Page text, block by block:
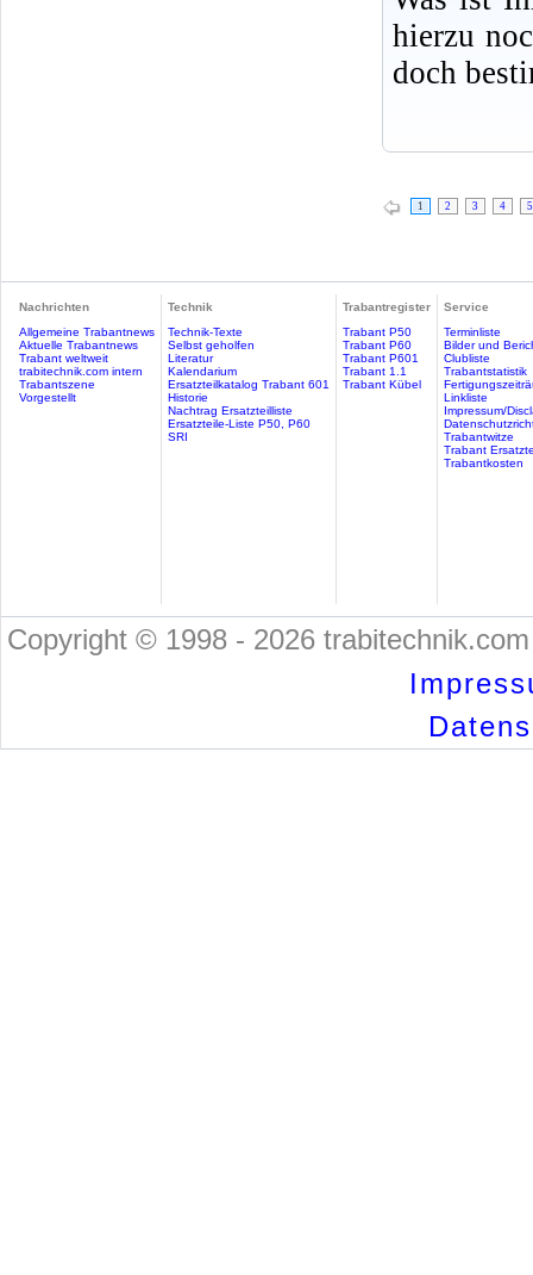
hierzu
doch
1 2 3 4 5
Nachrichten
Allgemeine Trabantnews
Aktuelle Trabantnews
Trabant weltweit
trabitechnik.com intern
Trabantszene
Vorgestellt
Technik
Technik-Texte
Selbst geholfen
Literatur
Kalendarium
Ersatzteilkatalog Trabant 601
Historie
Nachtrag Ersatzteilliste
Ersatzteile-Liste P50, P60
SRI
Trabantregister
Trabant P50
Trabant P60
Trabant P601
Trabant 1.1
Trabant Kübel
Service
Terminliste
Bilder und
Clubliste
Trabantstatistik
Linkliste
Impressum/
Trabantwitze
Trabant
Trabantkosten
Copyright © 1998 - 2026